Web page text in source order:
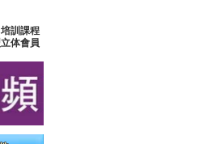
培訓課程
体會員